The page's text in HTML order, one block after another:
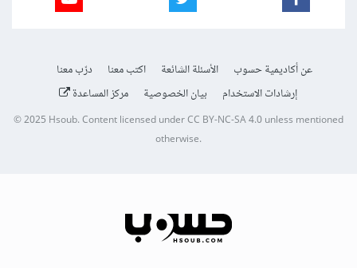
عن أكاديمية حسوب الأسئلة الشائعة اكتب معنا
درّب معنا
إرشادات الاستخدام
بيان الخصوصية مركز المساعدة
© 2025Hsoub.Content licensed underCC BY-NC-SA 4.0unless mentioned
otherwise.